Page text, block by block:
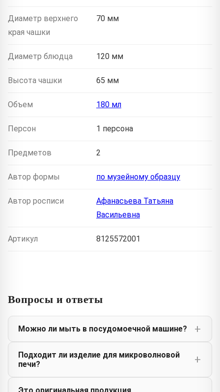
Диаметр верхнего
края чашки
70 мм
Диаметр блюдца 120 мм
Высота чашки 65 мм
Объем 180 мл
Персон 1 персона
Предметов 2
Автор формы по музейному образцу
Автор росписи
Афанасьева Татьяна
Васильевна
Артикул 8125572001
Вопросы и ответы
Можно ли мыть в посудомоечной машине?
Подходит ли изделие для микроволновой
печи?